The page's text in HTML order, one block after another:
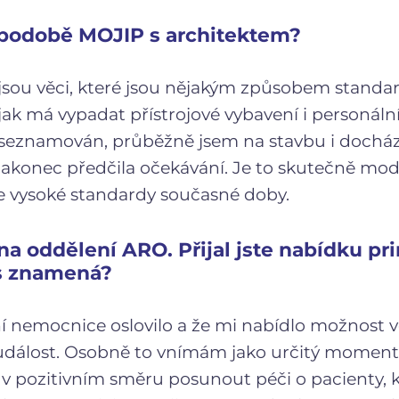
MOJIP s architektem?
věci, které jsou nějakým způsobem
má vypadat přístrojové vybavení i
průběžně jsem na stavbu i
předčila očekávání. Je to skutečně
vysoké standardy současné doby.
oddělení ARO. Přijal jste nabídku
nemocnice oslovilo a že mi nabídlo možnost
Osobně to vnímám jako určitý
pozitivním směru posunout péči o pacienty,